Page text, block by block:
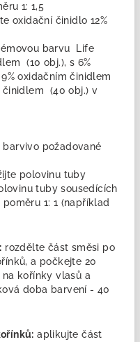
1: 1,5
oxidační činidlo 12%
barvu Life
(10 obj.), s 6%
oxidačním činidlem
činidlem (40 obj.) v
barvivo požadované
polovinu tuby
tuby sousedících
1: 1 (například
rozdělte část směsi po
a počkejte 20
kořínky vlasů a
doba barvení - 40
aplikujte část